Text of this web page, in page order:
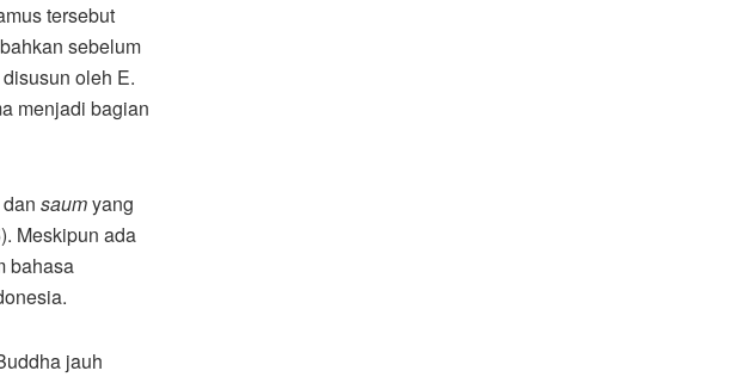
tersebut
bahkan sebelum
oleh E.
menjadi bagian
dan saumyang
Meskipun ada
bahasa
jauh